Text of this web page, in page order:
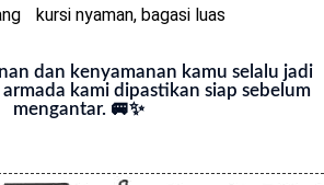
kursi nyaman, bagasi luas
dan kenyamanan kamu selalu jadi
kami dipastikan siap sebelum
mengantar. 🚐✨